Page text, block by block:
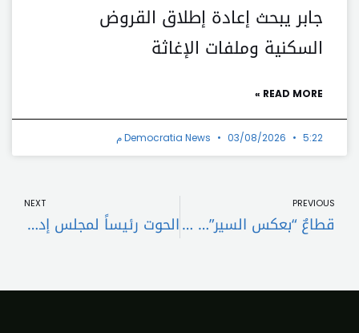
جابر يبحث إعادة إطلاق القروض
السكنية وملفات الإغاثة
READ MORE »
Democratia News 03/08/2026 5:22 م
PREVIOUS
قطاعٌ “بعكس السير”… ونصيحةٌ للـ2025
NEXT
الحوت رئيساً لمجلس إدارة الـ”MEA” لولاية جديدة